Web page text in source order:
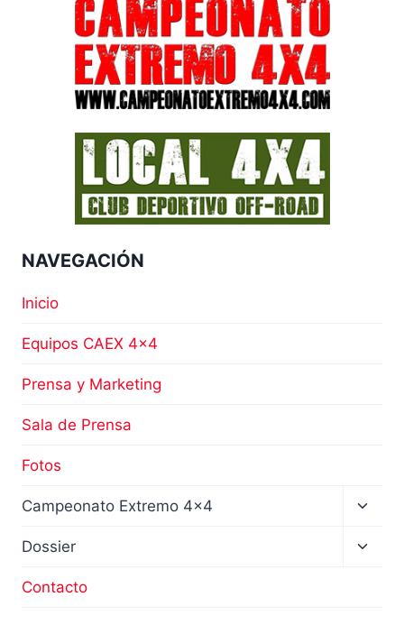
NAVEGACIÓN
Inicio
Equipos CAEX 4×4
Prensa y Marketing
Sala de Prensa
Fotos
Campeonato Extremo 4×4
hijo
Dossier
Contacto